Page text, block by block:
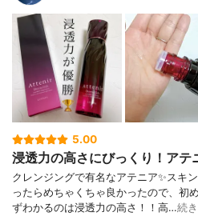
5.00
浸透力の高さにびっくり！ア
クレンジングで有名なアテニア✨スキ
ったらめちゃくちゃ良かったので、初
ずわかるのは浸透力の高さ！！高…続